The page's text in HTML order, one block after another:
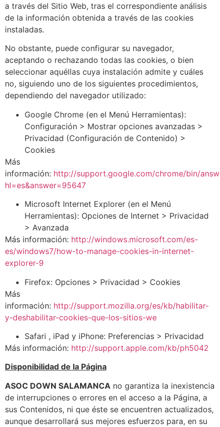
a través del Sitio Web, tras el correspondiente análisis
de la información obtenida a través de las cookies
instaladas.
No obstante, puede configurar su navegador,
aceptando o rechazando todas las cookies, o bien
seleccionar aquéllas cuya instalación admite y cuáles
no, siguiendo uno de los siguientes procedimientos,
dependiendo del navegador utilizado:
Google Chrome (en el Menú Herramientas):
Configuración > Mostrar opciones avanzadas >
Privacidad (Configuración de Contenido) >
Cookies
Más
información: http://support.google.com/chrome/bin/
hl=es&answer=95647
Microsoft Internet Explorer (en el Menú
Herramientas): Opciones de Internet > Privacidad
> Avanzada
Más información: http://windows.microsoft.com/es-
es/windows7/how-to-manage-cookies-in-internet-
explorer-9
Firefox: Opciones > Privacidad > Cookies
Más
información: http://support.mozilla.org/es/kb/habilitar-
y-deshabilitar-cookies-que-los-sitios-we
Safari , iPad y iPhone: Preferencias > Privacidad
Más información: http://support.apple.com/kb/ph5042
Disponibilidad de la Página
ASOC DOWN SALAMANCA no garantiza la inexistencia
de interrupciones o errores en el acceso a la Página, a
sus Contenidos, ni que éste se encuentren actualizados,
aunque desarrollará sus mejores esfuerzos para, en su